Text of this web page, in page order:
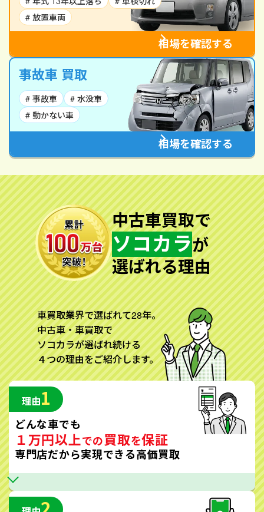
# 放置車両
相場を確認する
事故車 買取
# 事故車
# 水没車
# 動かない車
相場を確認する
中古車買取で
ソコカラが
選ばれる理由
車買取業界で選ばれて28年。
中古車・車買取で
ソコカラが選ばれ続ける
４つの理由をご紹介します。
理由1
どんな車でも
１万円以上での買取を保証
専門店だから実現できる高価買取